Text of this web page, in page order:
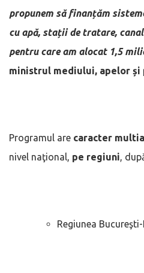
propunem să finanțăm
cu apă, stații de tratare,
pentru care am alocat 1,5
ministrul mediului, apelor și
Programul are caracter
nivel naţional, pe regiuni,
Regiunea